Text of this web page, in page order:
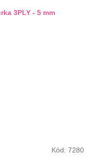
3PLY - 5 mm
Kód: 7280